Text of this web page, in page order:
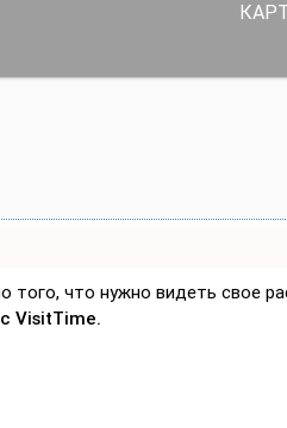
что нужно видеть свое
VisitTime.